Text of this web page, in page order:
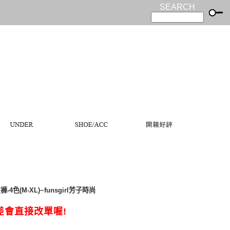
SEARCH
-4色(M-XL)~funsgirl芳子時尚
會直接改單喔!